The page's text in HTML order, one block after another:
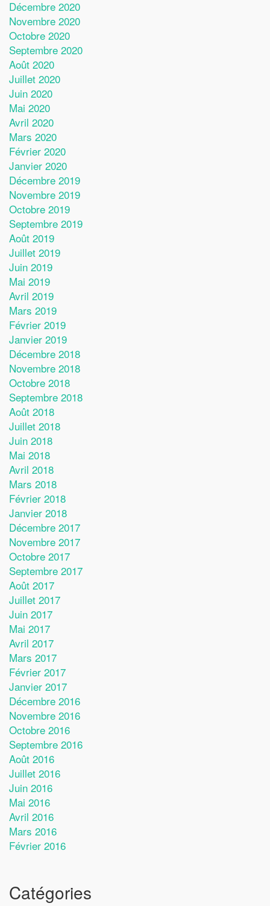
Décembre 2020
Novembre 2020
Octobre 2020
Septembre 2020
Août 2020
Juillet 2020
Juin 2020
Mai 2020
Avril 2020
Mars 2020
Février 2020
Janvier 2020
Décembre 2019
Novembre 2019
Octobre 2019
Septembre 2019
Août 2019
Juillet 2019
Juin 2019
Mai 2019
Avril 2019
Mars 2019
Février 2019
Janvier 2019
Décembre 2018
Novembre 2018
Octobre 2018
Septembre 2018
Août 2018
Juillet 2018
Juin 2018
Mai 2018
Avril 2018
Mars 2018
Février 2018
Janvier 2018
Décembre 2017
Novembre 2017
Octobre 2017
Septembre 2017
Août 2017
Juillet 2017
Juin 2017
Mai 2017
Avril 2017
Mars 2017
Février 2017
Janvier 2017
Décembre 2016
Novembre 2016
Octobre 2016
Septembre 2016
Août 2016
Juillet 2016
Juin 2016
Mai 2016
Avril 2016
Mars 2016
Février 2016
Catégories